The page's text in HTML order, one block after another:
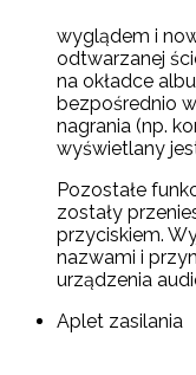
wyglądem i
odtwarzanej
na okładce
bezpośrednio
nagrania (np.
wyświetlany
Pozostałe
zostały
przyciskiem.
nazwami i
urządzenia
Aplet zasilania